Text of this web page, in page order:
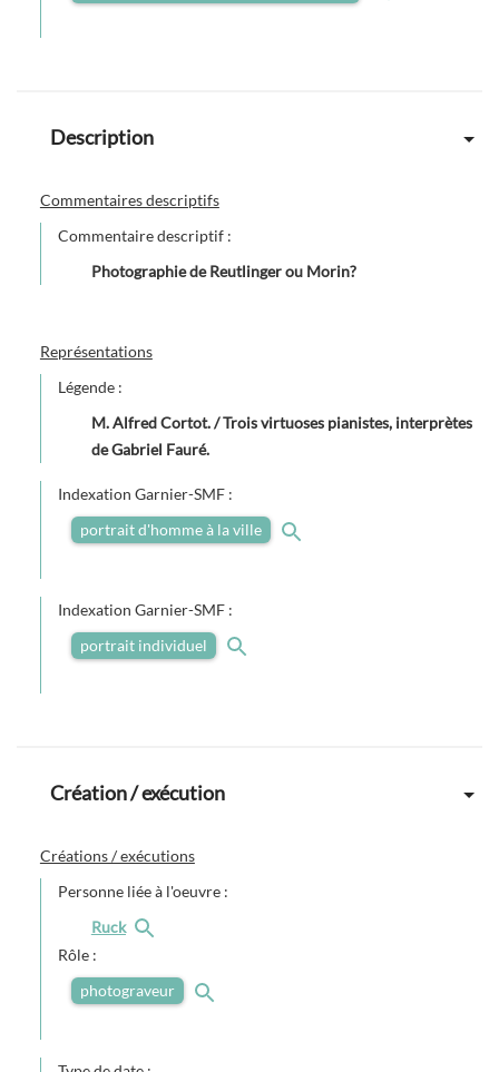
Description
Commentaires descriptifs
Commentaire descriptif :
Photographie de Reutlinger ou Morin?
Représentations
Légende :
M. Alfred Cortot. / Trois virtuoses pianistes, interprètes
de Gabriel Fauré.
Indexation Garnier-SMF :
portrait d'homme à la ville
Indexation Garnier-SMF :
portrait individuel
Création / exécution
Créations / exécutions
Personne liée à l'oeuvre :
Ruck
Rôle :
photograveur